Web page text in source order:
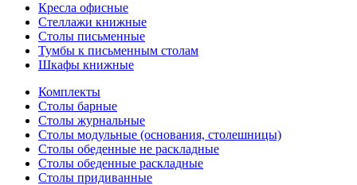
Кресла офисные
Стеллажи книжные
Столы письменные
Тумбы к письменным столам
Шкафы книжные
Комплекты
Столы барные
Столы журнальные
Столы модульные (основания, столешницы)
Столы обеденные не раскладные
Столы обеденные раскладные
Столы придиванные